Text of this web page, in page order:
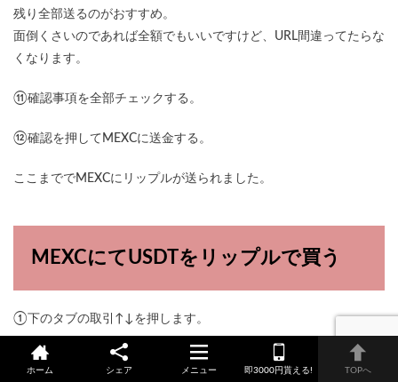
残り全部送るのがおすすめ。
面倒くさいのであれば全額でもいいですけど、URL間違ってたらな
くなります。
⑪確認事項を全部チェックする。
⑫確認を押してMEXCに送金する。
ここまででMEXCにリップルが送られました。
MEXCにてUSDTをリップルで買う
①下のタブの取引↑↓を押します。
②検索のとこでXRPと入れます。
ホーム シェア メニュー 即3000円貰える! TOPへ